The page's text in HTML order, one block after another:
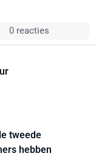
0 reacties
tweede
hebben